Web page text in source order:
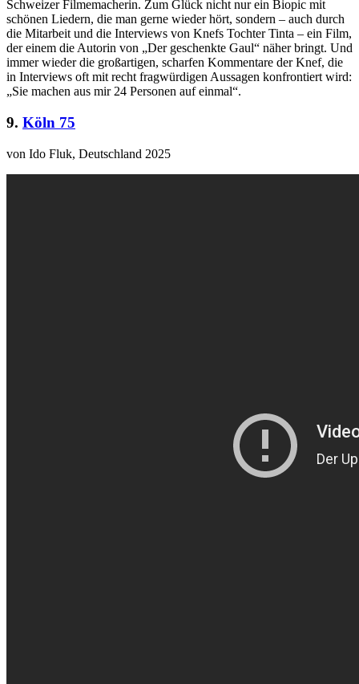
Schweizer Filmemacherin. Zum Glück nicht nur ein Biopic mit
schönen Liedern, die man gerne wieder hört, sondern – auch durch
die Mitarbeit und die Interviews von Knefs Tochter Tinta – ein Film,
der einem die Autorin von „Der geschenkte Gaul“ näher bringt. Und
immer wieder die großartigen, scharfen Kommentare der Knef, die
in Interviews oft mit recht fragwürdigen Aussagen konfrontiert wird:
„Sie machen aus mir 24 Personen auf einmal“.
9. Köln 75
von Ido Fluk, Deutschland 2025